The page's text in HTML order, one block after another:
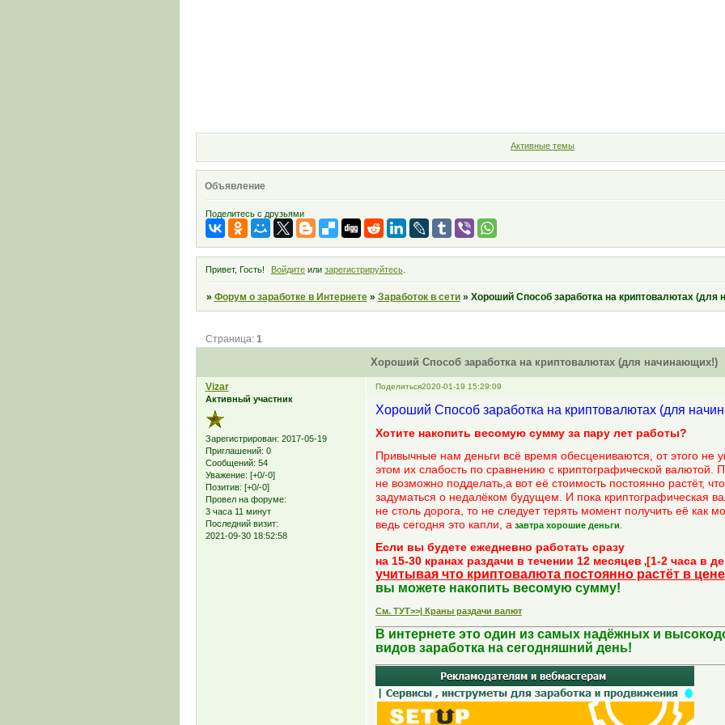
Активные темы
Объявление
Поделитесь с друзьями
Привет, Гость! Войдите или зарегистрируйтесь
» Форум о заработке в Интернете » Заработок в сети » Хороший Способ заработка на криптовалютах (для
Хороший Способ заработка на криптовалютах (для начинающих!)
Страница: 1
Поделиться2020-01-19 15:29:09
Vizar
Активный участник
Зарегистрирован: 2017-05-19
Приглашений: 0
Сообщений: 54
Уважение: [+0/-0]
Позитив: [+0/-0]
Провел на форуме:
3 часа 11 минут
Последний визит:
2021-09-30 18:52:58
Хороший Способ заработка на криптовалютах (для
Хотите накопить весомую сумму за пару лет работы?
Привычные нам деньги всё время обесцениваются, от этого не
этом их слабость по сравнению с криптографической валютой.
не возможно подделать,а вот её стоимость постоянно растёт,
задуматься о недалёком будущем. И пока криптографическая
не столь дорога, то не следует терять момент получить её как
ведь сегодня это капли, а завтра хорошие деньги
Если вы будете ежедневно работать сразу
на 15-30 кранах раздачи в течении 12 месяцев ,[1-2 часа в
учитывая что криптовалюта постоянно растёт в цене
вы можете накопить весомую сумму!
См. ТУТ>>| Краны раздачи валют
В интернете это один из самых надёжных и
видов заработка на сегодняшний день!